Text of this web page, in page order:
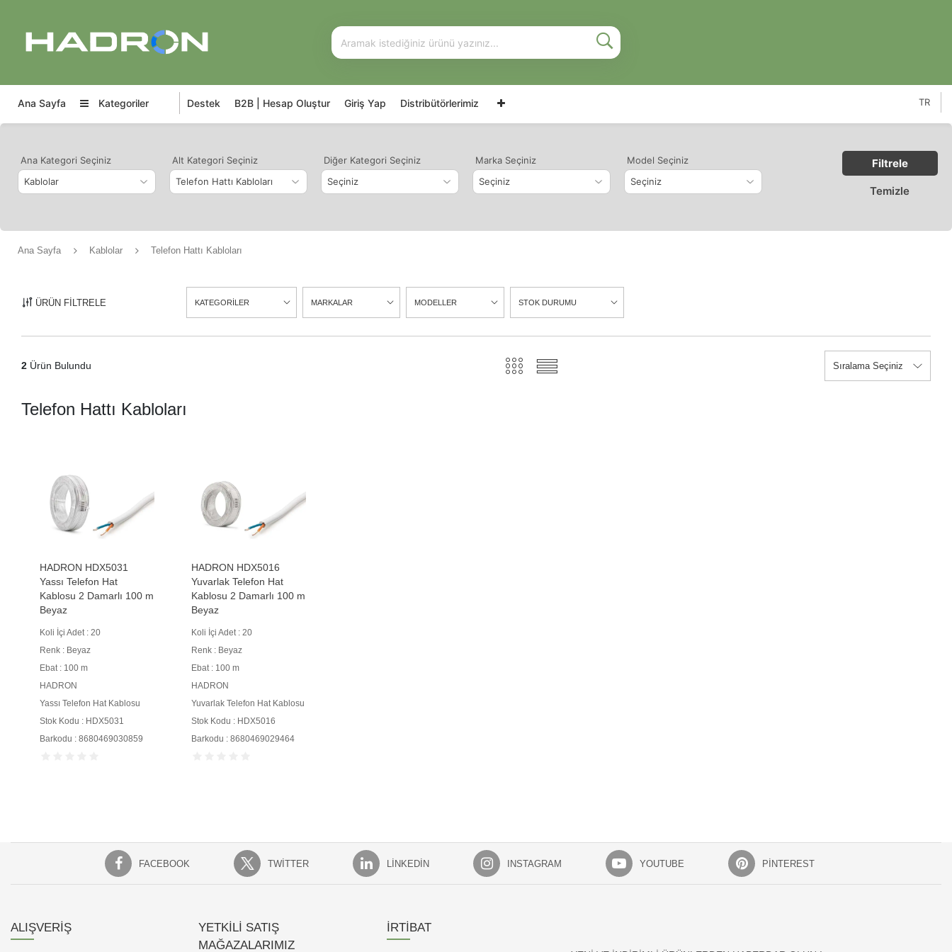
Ana Sayfa Kategoriler Destek B2B | Hesap Oluştur Giriş Yap Distribütörlerimiz TR
Ana Kategori Seçiniz Alt Kategori Seçiniz Diğer Kategori Seçiniz Marka Seçiniz Model Seçiniz Filtrele
Temizle
Ana Sayfa Kablolar Telefon Hattı Kabloları
ÜRÜN FİLTRELE KATEGORİLER MARKALAR MODELLER STOK DURUMU
2 Ürün Bulundu
Telefon Hattı Kabloları
HADRON HDX5031
Yassı Telefon Hat
Kablosu 2 Damarlı 100 m
Beyaz
Koli İçi Adet : 20
Renk : Beyaz
Ebat : 100 m
HADRON
Yassı Telefon Hat Kablosu
Stok Kodu : HDX5031
Barkodu : 8680469030859
HADRON HDX5016
Yuvarlak Telefon Hat
Kablosu 2 Damarlı 100 m
Beyaz
Koli İçi Adet : 20
Renk : Beyaz
Ebat : 100 m
HADRON
Yuvarlak Telefon Hat Kablosu
Stok Kodu : HDX5016
Barkodu : 8680469029464
FACEBOOK TWITTER LINKEDIN INSTAGRAM YOUTUBE PINTEREST
ALIŞVERİŞ
YETKİLİ SATIŞ
MAĞAZALARIMIZ
İRTİBAT